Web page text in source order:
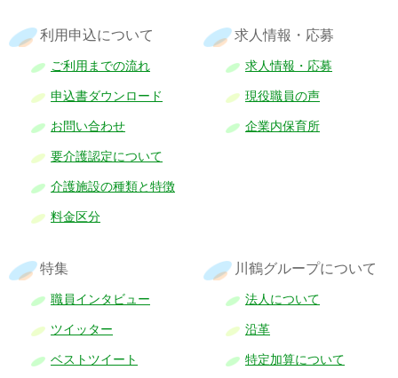
利用申込について
ご利用までの流れ
申込書ダウンロード
お問い合わせ
要介護認定について
介護施設の種類と特徴
料金区分
求人情報・応募
求人情報・応募
現役職員の声
企業内保育所
特集
職員インタビュー
ツイッター
ベストツイート
川鶴グループについて
法人について
沿革
特定加算について